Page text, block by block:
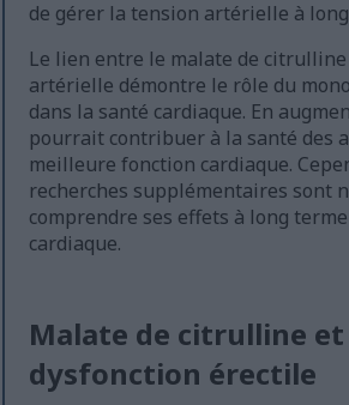
de gérer la tension artérielle à
Le lien entre le malate de
artérielle démontre le rôle du
dans la santé cardiaque. En
pourrait contribuer à la santé des
meilleure fonction cardiaque.
recherches supplémentaires sont
comprendre ses effets à long
cardiaque.
Malate de citrulline et
dysfonction érectile